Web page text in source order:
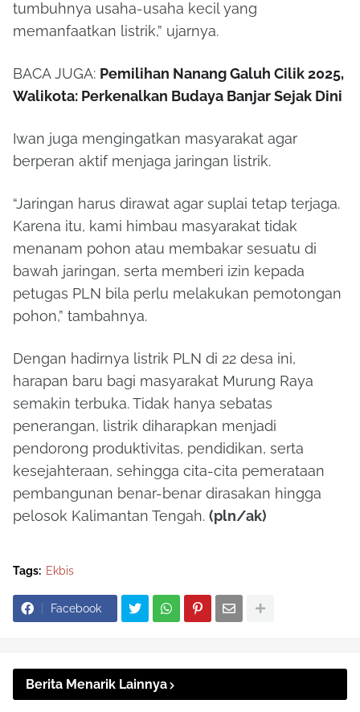
tumbuhnya usaha-usaha kecil yang
memanfaatkan listrik,” ujarnya.
BACA JUGA: Pemilihan Nanang Galuh Cilik 2025,
Walikota: Perkenalkan Budaya Banjar Sejak Dini
Iwan juga mengingatkan masyarakat agar
berperan aktif menjaga jaringan listrik.
“Jaringan harus dirawat agar suplai tetap terjaga.
Karena itu, kami himbau masyarakat tidak
menanam pohon atau membakar sesuatu di
bawah jaringan, serta memberi izin kepada
petugas PLN bila perlu melakukan pemotongan
pohon,” tambahnya.
Dengan hadirnya listrik PLN di 22 desa ini,
harapan baru bagi masyarakat Murung Raya
semakin terbuka. Tidak hanya sebatas
penerangan, listrik diharapkan menjadi
pendorong produktivitas, pendidikan, serta
kesejahteraan, sehingga cita-cita pemerataan
pembangunan benar-benar dirasakan hingga
pelosok Kalimantan Tengah. (pln/ak)
Tags: Ekbis
Facebook
Berita Menarik Lainnya